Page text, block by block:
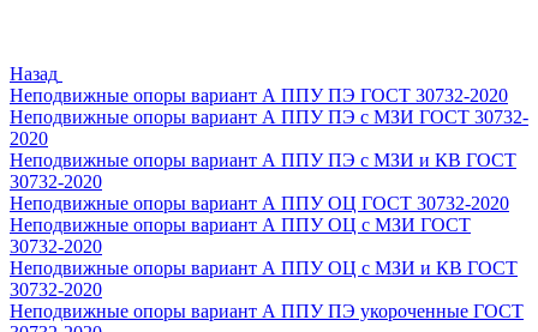
Назад
Неподвижные опоры вариант А ППУ ПЭ ГОСТ 30732-2020
Неподвижные опоры вариант А ППУ ПЭ с МЗИ ГОСТ 30732-
2020
Неподвижные опоры вариант А ППУ ПЭ с МЗИ и КВ ГОСТ
30732-2020
Неподвижные опоры вариант А ППУ ОЦ ГОСТ 30732-2020
Неподвижные опоры вариант А ППУ ОЦ с МЗИ ГОСТ
30732-2020
Неподвижные опоры вариант А ППУ ОЦ с МЗИ и КВ ГОСТ
30732-2020
Неподвижные опоры вариант А ППУ ПЭ укороченные ГОСТ